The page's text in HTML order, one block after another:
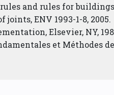
and rules for buildings,
joints, ENV 1993-1-8, 2005.
Elsevier, NY,
et Méthodes